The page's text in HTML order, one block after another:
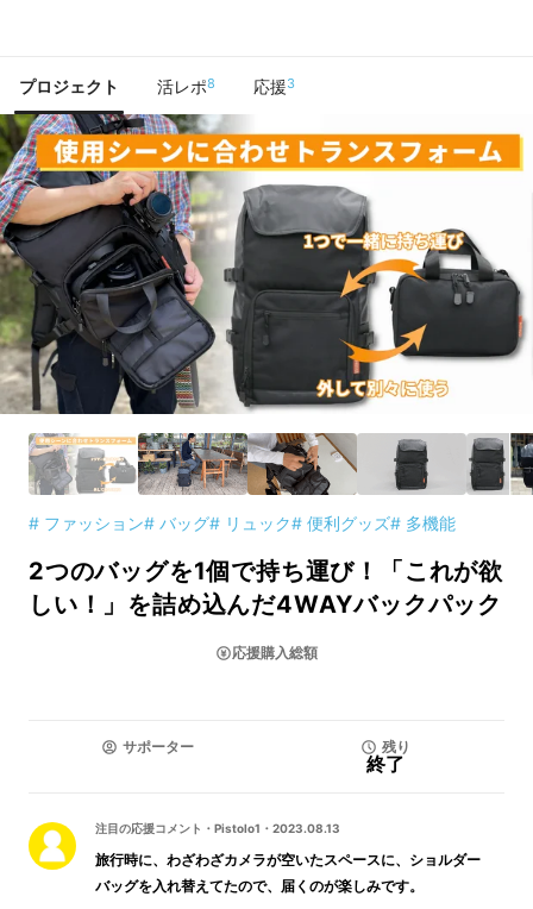
プロジェクト 活レポ8 応援3
# ファッション# バッグ# リュック# 便利グッズ# 多機能
2つのバッグを1個で持ち運び！「これが欲
しい！」を詰め込んだ4WAYバックパック
応援購入総額
サポーター 残り
終了
注目の応援コメント ・ Pistolo1 ・ 2023.08.13
旅行時に、わざわざカメラが空いたスペースに、ショルダー
バッグを入れ替えてたので、届くのが楽しみです。